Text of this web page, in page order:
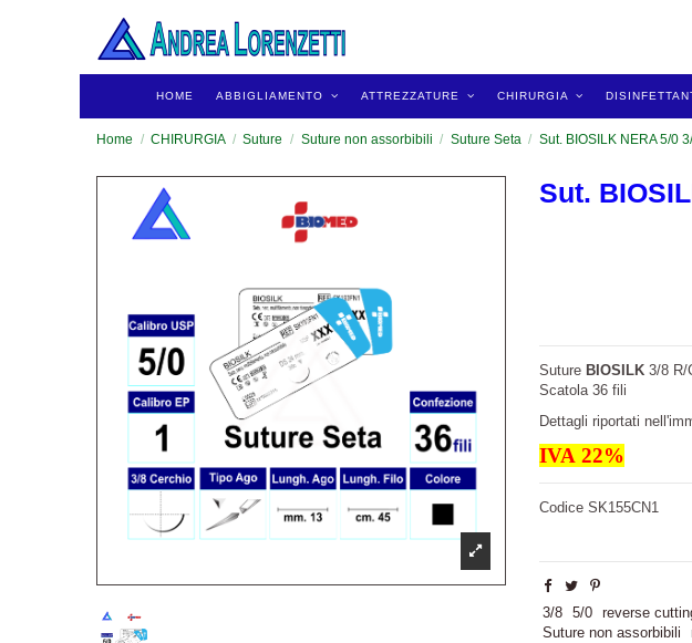
HOME ABBIGLIAMENTO ATTREZZATURE CHIRURGIA
Home CHIRURGIA Suture Suture non assorbibili Suture Seta Sut. BIOSILK NERA 5/0
Sut.
Suture BIOSILK3/8 R/
Scatola 36 fili
Dettagli riportati
IVA 22%
Codice SK155CN1
3/8 5/0 reverse
Suture non assorbibili